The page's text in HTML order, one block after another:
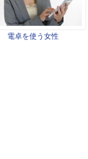
電卓を使う女性